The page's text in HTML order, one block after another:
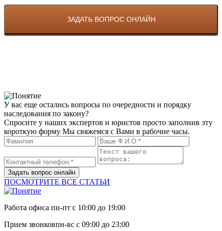
У вас еще остались вопросы по очередности и порядку
наследования по закону?
Спросите у наших экспертов и юристов просто заполнив эту
короткую форму Мы свяжемся с Вами в рабочие часы.
Задать вопрос онлайн
ПОСМОТРИТЕ ВСЕ СТАТЬИ
Работа офиса пн-пт с 10:00 до 19:00
Прием звонковпн-вс с 09:00 до 23:00